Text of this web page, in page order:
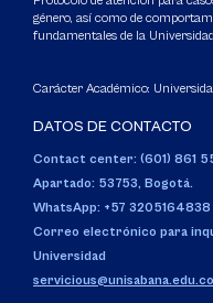
género, así como de
fundamentales de la Universidad
Carácter Académico:
DATOS DE CONTACTO
Contact center: (601) 861
Apartado: 53753, Bogotá.
WhatsApp: +57 3205164838
Correo electrónico para
Universidad
servicious@unisabana.edu.co